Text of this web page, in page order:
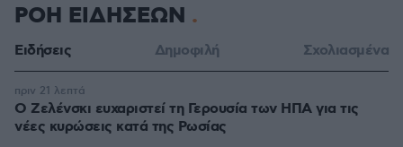
ΡΟΗ ΕΙΔΗΣΕΩΝ
Ειδήσεις Δημοφιλή Σχολιασμένα
Ο Ζελένσκι ευχαριστεί τη Γερουσία των ΗΠΑ για τις
νέες κυρώσεις κατά της Ρωσίας
πριν 21 λεπτά